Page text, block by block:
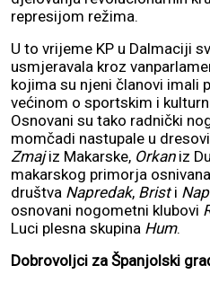
represijom režima.
U to vrijeme KP u Dalmaciji
usmjeravala kroz
kojima su njeni članovi imali
većinom o sportskim i
Osnovani su tako radnički
momčadi nastupale u
Zmajiz Makarske, Orkan iz
makarskog primorja
društva Napredak, Bristi
osnovani nogometni klubovi
Luci plesna skupina Hum.
Dobrovoljci za Španjolski